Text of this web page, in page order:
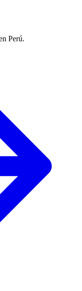
Perú.